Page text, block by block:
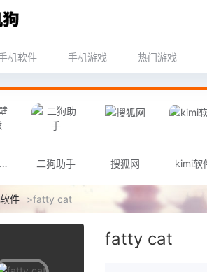
机软件 手机游戏 热门游戏
梦幻壁纸星球 二狗助手 搜狐网 kimi软
件 >fatty cat
fatty cat